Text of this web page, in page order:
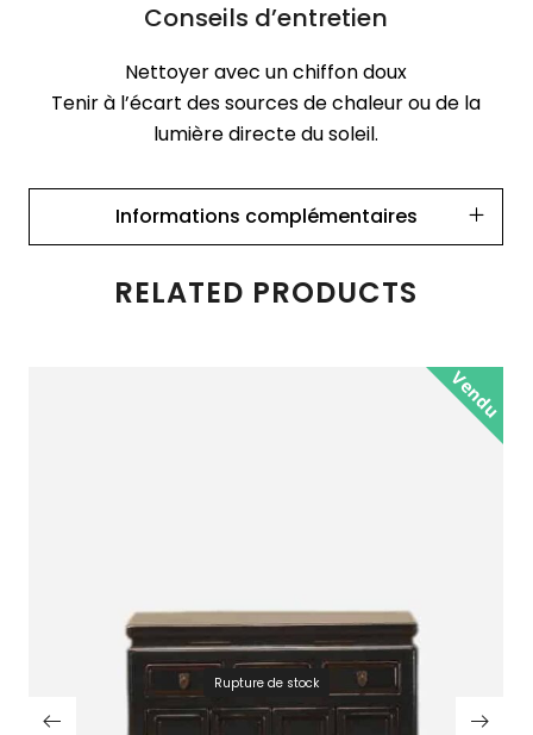
Conseils d’entretien
Nettoyer avec un chiffon doux
Tenir à l’écart des sources de chaleur ou de la
lumière directe du soleil.
Informations complémentaires
RELATED PRODUCTS
Vendu
Rupture de stock